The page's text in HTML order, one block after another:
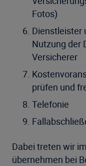
Fotos)
Dienstleister
Nutzung der
Versicherer
prüfen und
Telefonie
Dabei treten wir
übernehmen bei